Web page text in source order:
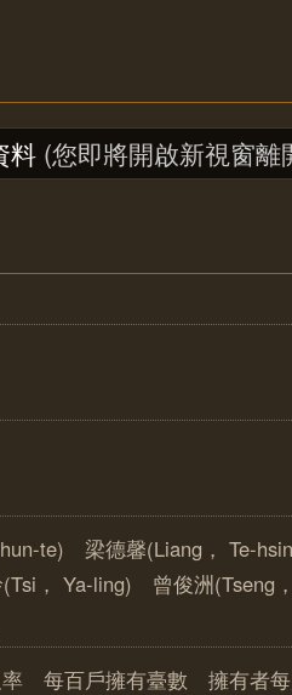
料 (您即將開啟新視窗離
te) 梁德馨(Liang， Te-
， Ya-ling) 曾俊洲(Tseng
每百戶擁有臺數 擁有者